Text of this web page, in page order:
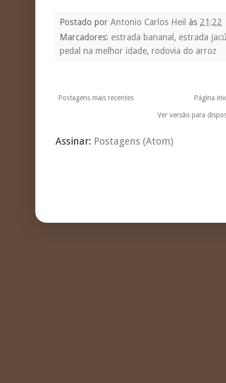
Postado por Antonio Carlos Heil às 21:22
Marcadores: estrada bananal , estrada
pedal na melhor idade, rodovia do arroz
Postagens mais recentes Página
Ver versão para
Assinar: Postagens (Atom)